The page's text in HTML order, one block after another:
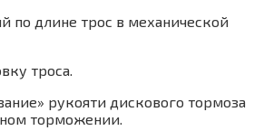
по длине трос в механической
троса.
рукояти дискового тормоза
торможении.